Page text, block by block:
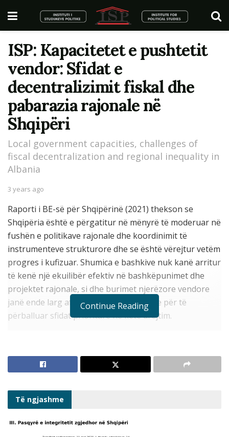
ISP: Kapacitetet e pushtetit
vendor: Sfidat e
decentralizimit fiskal dhe
pabarazia rajonale në
Shqipëri
Local government capacities, challenges of
fiscal decentralization and regional inequality in
Albania
3 years ago
Raporti i BE-së për Shqipërinë (2021) thekson se
Shqipëria është e përgatitur në mënyrë të moderuar në
fushën e politikave rajonale dhe koordinimit të
instrumenteve strukturore dhe se është vërejtur vetëm
progres i kufizuar. Shumica e bashkive nuk kanë arritur
të kenë një ekuilibër efektiv në bashkëpunimet dhe
projektet rajonale, si dhe burimet njerëzore vendore
janë ende larg aftësive dhe kapaciteteve për të
përballuar sfidat prioritare në këtë drejtim.
pushtetin vendor si; rritje të aktivizimit dhe informimit
vend dhe me partnerë ndërkombëtarë brenda BE-së,
forcimin e kapaciteteve administrative të bashkive për
Continue Reading
Të ngjashme